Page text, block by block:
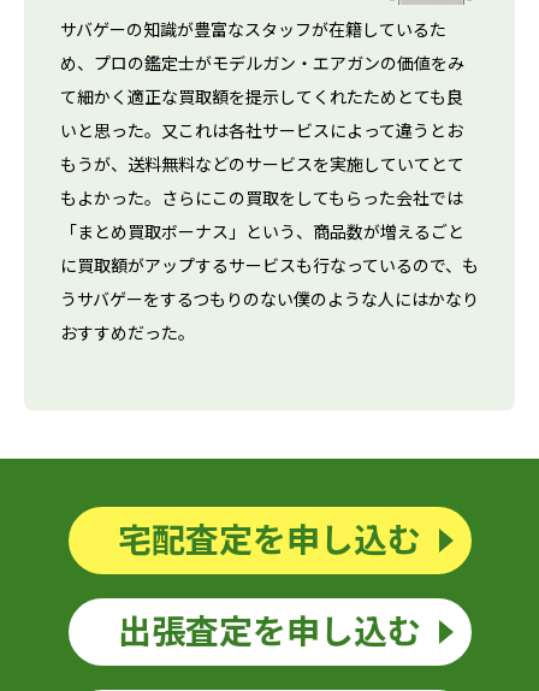
サバゲーの知識が豊富なスタッフが在籍しているた
め、プロの鑑定士がモデルガン・エアガンの価値をみ
て細かく適正な買取額を提示してくれたためとても良
いと思った。又これは各社サービスによって違うとお
もうが、送料無料などのサービスを実施していてとて
もよかった。さらにこの買取をしてもらった会社では
「まとめ買取ボーナス」という、商品数が増えるごと
に買取額がアップするサービスも行なっているので、も
うサバゲーをするつもりのない僕のような人にはかなり
おすすめだった。
宅配査定を申し込む
出張査定を申し込む